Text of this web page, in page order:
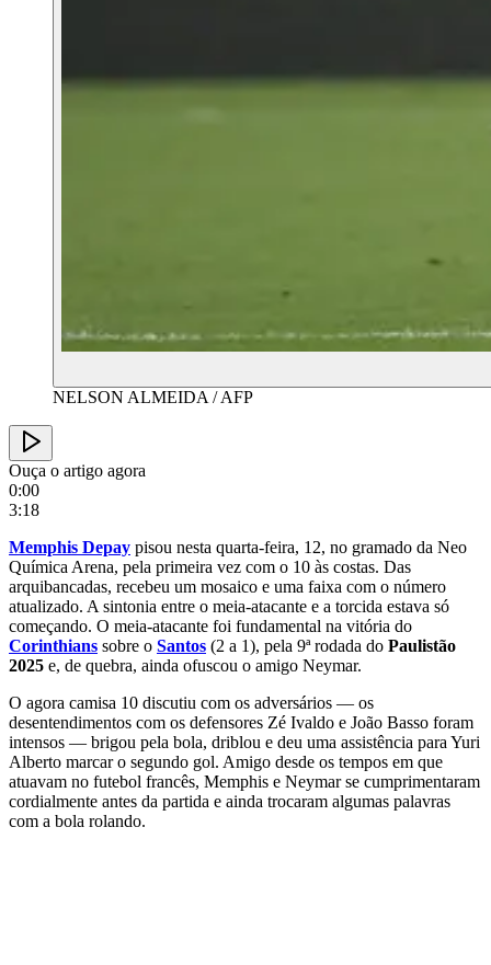
NELSON ALMEIDA / AFP
Ouça o artigo agora
0:00
3:18
Memphis Depay pisou nesta quarta-feira, 12, no gramado da Neo
Química Arena, pela primeira vez com o 10 às costas. Das
arquibancadas, recebeu um mosaico e uma faixa com o número
atualizado. A sintonia entre o meia-atacante e a torcida estava só
começando. O meia-atacante foi fundamental na vitória do
Corinthians sobre o Santos (2 a 1), pela 9ª rodada do Paulistão
2025 e, de quebra, ainda ofuscou o amigo Neymar.
O agora camisa 10 discutiu com os adversários — os
desentendimentos com os defensores Zé Ivaldo e João Basso foram
intensos — brigou pela bola, driblou e deu uma assistência para Yuri
Alberto marcar o segundo gol. Amigo desde os tempos em que
atuavam no futebol francês, Memphis e Neymar se cumprimentaram
cordialmente antes da partida e ainda trocaram algumas palavras
com a bola rolando.